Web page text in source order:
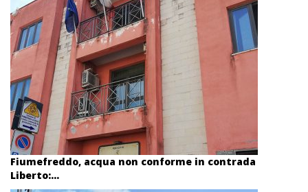
Fiumefreddo, acqua non conforme in contrada
Liberto:...